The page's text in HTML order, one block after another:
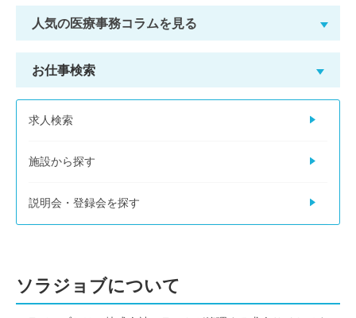
人気の医療事務コラムを見る
お仕事検索
求人検索
施設から探す
説明会・登録会を探す
ソラジョブについて